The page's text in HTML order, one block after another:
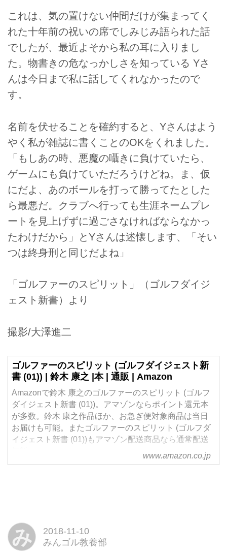
これは、気の置けない仲間だけが集まってく
れた十年前の祝いの席でしみじみ語られた話
でしたが、最近よそから私の耳に入りまし
た。物書きの危なっかしさを知っている Yさ
んは今日まで私に話してくれなかったので
す。
名前を伏せることを確約すると、Yさんはよう
やく私が雑誌に書くことのOKをくれました。
「もしあの時、悪魔の囁きに負けていたら、
ゲームにも負けていただろうけどね。ま、仮
にだよ、あのボールを打って勝ってたとした
ら最悪だ。クラブへ行っても生涯ネームプレ
ートを見上げずに過ごさなければならなかっ
たわけだから」とYさんは述懐します、「そい
つは終身刑と同じだよね」
「ゴルファーのスピリット」（ゴルフダイジ
ェスト新書）より
撮影/大澤進二
ゴルファーのスピリット (ゴルフダイジェスト新
書 (01)) | 鈴木 康之 |本 | 通販 | Amazon
Amazonで鈴木 康之のゴルファーのスピリット (ゴルフ
ダイジェスト新書 (01))。アマゾンならポイント還元本
が多数。鈴木 康之作品ほか、お急ぎ便対象商品は当日
お届けも可能。またゴルファーのスピリット (ゴルフダ
イジェスト新書 (01))もアマゾン配送商品なら通常配送
www.amazon.co.jp
み
2018-11-10
みんゴル教養部